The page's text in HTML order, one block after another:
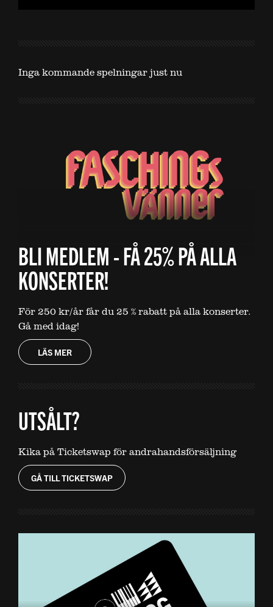
Inga kommande spelningar just nu
BLI MEDLEM - FÅ 25% PÅ ALLA
KONSERTER!
För 250 kr/år får du 25 % rabatt på alla konserter.
Gå med idag!
LÄS MER
UTSÅLT?
Kika på Ticketswap för andrahandsförsäljning
GÅ TILL TICKETSWAP